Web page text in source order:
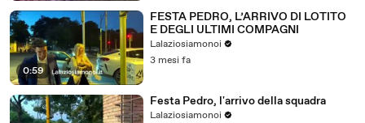
0:59
FESTA PEDRO, L’ARRIVO DI LOTITO
E DEGLI ULTIMI COMPAGNI
Lalaziosiamonoi
3 mesi fa
Festa Pedro, l'arrivo della squadra
Lalaziosiamonoi